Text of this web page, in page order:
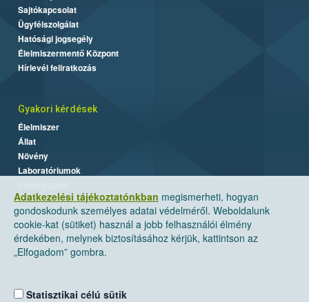
Adatkezelési tájékoztatónkban megismerheti, hogyan
gondoskodunk személyes adatai védelméről. Weboldalunk
cookie-kat (sütiket) használ a jobb felhasználói élmény
érdekében, melynek biztosításához kérjük, kattintson az
„Elfogadom” gombra.
Statisztikai célú sütik
Sajtókapcsolat
Ügyfélszolgálat
Hatósági jogsegély
Élelmiszermentő Központ
Hírlevél feliratkozás
Gyakori kérdések
Élelmiszer
Állat
Növény
Laboratóriumok